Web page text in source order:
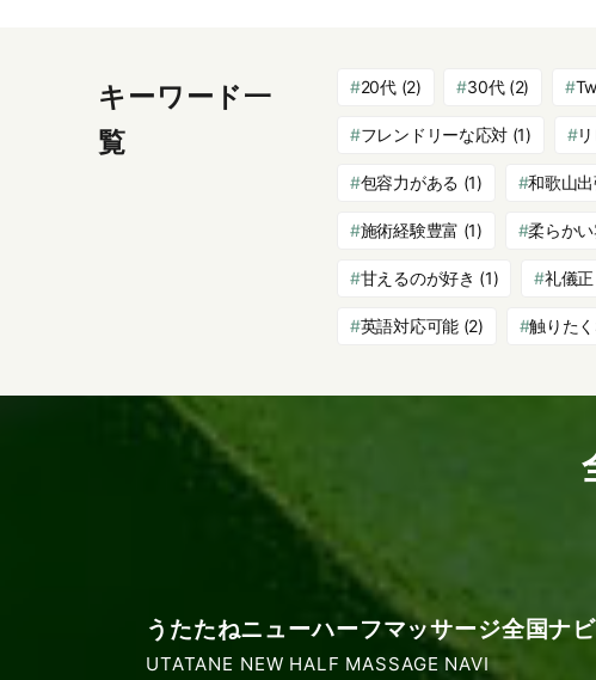
キーワード一
覧
20代(2) 30代(2)
フレンドリーな応対 (1)
包容力がある (1) 和歌山
施術経験豊富 (1) 柔らか
甘えるのが好き (1) 礼儀
英語対応可能(2) 触りた
うたたねニューハーフマッサージ全国ナビ
UTATANE NEW HALF MASSAGE NAVI